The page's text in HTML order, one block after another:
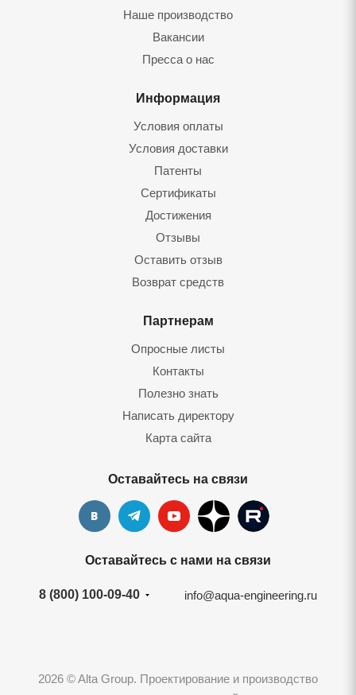
Наше производство
Вакансии
Пресса о нас
Информация
Условия оплаты
Условия доставки
Патенты
Сертификаты
Достижения
Отзывы
Оставить отзыв
Возврат средств
Партнерам
Опросные листы
Контакты
Полезно знать
Написать директору
Карта сайта
Оставайтесь на связи
Оставайтесь с нами на связи
8 (800) 100-09-40 info@aqua-engineering.ru
2026 © Alta Group. Проектирование и производство